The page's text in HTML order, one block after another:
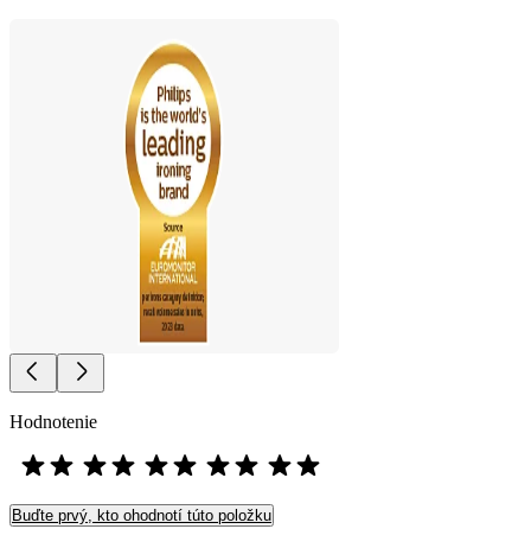
Hodnotenie
Buďte prvý, kto ohodnotí túto položku